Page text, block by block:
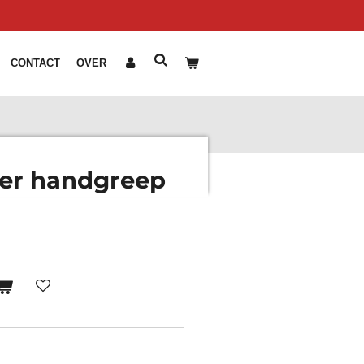
CONTACT OVER
handgreep